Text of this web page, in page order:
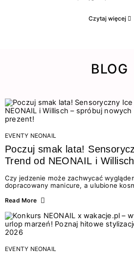
Czytaj więcej
BLOG
EVENTY NEONAIL
Poczuj smak lata!
Trend od NEONAIL i
nowych lodów i odbierz
Czy jedzenie może zachwycać
dopracowany manicure, a ulubione
świata beauty i oszałamiających
zmysłami: przez soczysty kolor,
orzeźwiający zapach i słodki akcent na
NEONAIL łączy siły z marką Willisch,
na styku jedzenia i piękna....
Read More
EVENTY NEONAIL